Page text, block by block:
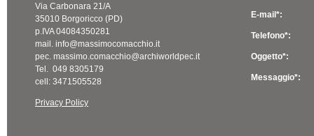
Via Carbonara 21/A
35010 Borgoricco (PD)
p.IVA 04084350281
mail. info@massimocomacchio.it
pec. massimo.comacchio@archiworldpec.it
Tel. 049 8305179
cell: 3471505528
Privacy Policy
E-mail*:
Telefono*:
Oggetto*:
Messaggio*: